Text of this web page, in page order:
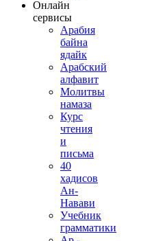
Онлайн
сервисы
Арабия
байна
ядайк
Арабский
алфавит
Молитвы
намаза
Курс
чтения
и
письма
40
хадисов
Ан-
Навави
Учебник
грамматики